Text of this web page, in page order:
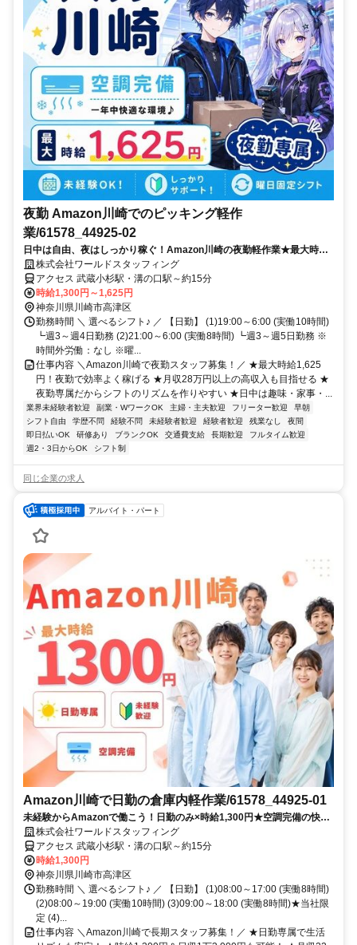
夜勤 Amazon川崎でのピッキング軽作
業/61578_44925-02
日中は自由、夜はしっかり稼ぐ！Amazon川崎の夜勤軽作業★最大時給
1,625円！
株式会社ワールドスタッフィング
アクセス 武蔵小杉駅・溝の口駅～約15分
時給1,300円～1,625円
神奈川県川崎市高津区
勤務時間 ＼ 選べるシフト♪ ／ 【日勤】 (1)19:00～6:00 (実働10時間)
┗週3～週4日勤務 (2)21:00～6:00 (実働8時間) ┗週3～週5日勤務 ※
時間外労働：なし ※曜...
仕事内容 ＼Amazon川崎で夜勤スタッフ募集！／ ★最大時給1,625
円！夜勤で効率よく稼げる ★月収28万円以上の高収入も目指せる ★
夜勤専属だからシフトのリズムを作りやすい ★日中は趣味・家事・...
業界未経験者歓迎 副業・WワークOK 主婦・主夫歓迎 フリーター歓迎
早朝
シフト自由
学歴不問 経験不問 未経験者歓迎 経験者歓迎 残業なし
夜間
即日払いOK
研修あり ブランクOK 交通費支給 長期歓迎
フルタイム歓迎
週2・3日からOK
シフト制
同じ企業の求人
アルバイト・パート
Amazon川崎で日勤の倉庫内軽作業/61578_44925-01
未経験からAmazonで働こう！日勤のみ×時給1,300円★空調完備の快適
倉庫でシンプル作業！
株式会社ワールドスタッフィング
アクセス 武蔵小杉駅・溝の口駅～約15分
時給1,300円
神奈川県川崎市高津区
勤務時間 ＼ 選べるシフト♪ ／ 【日勤】 (1)08:00～17:00 (実働8時間)
(2)08:00～19:00 (実働10時間) (3)09:00～18:00 (実働8時間)★当社限
定 (4)...
仕事内容 ＼Amazon川崎で長期スタッフ募集！／ ★日勤専属で生活